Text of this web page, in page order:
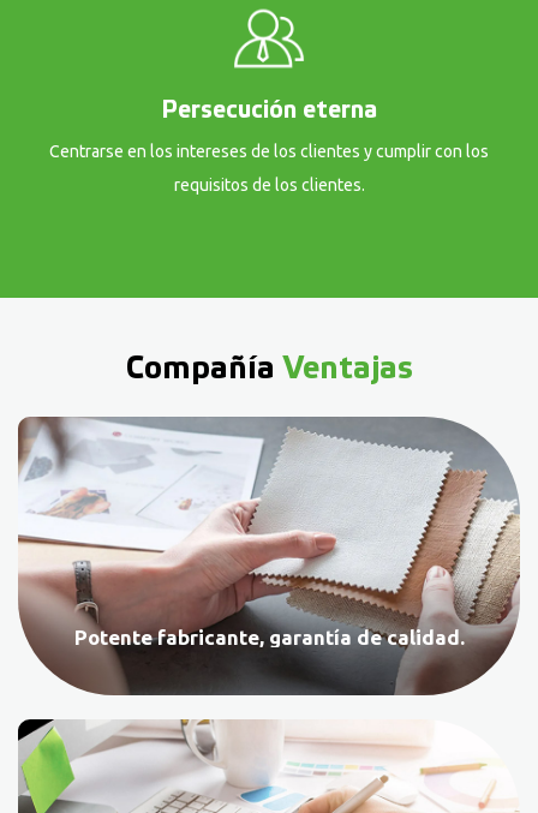
Persecución eterna
Centrarse en los intereses de los clientes y cumplir con los
requisitos de los clientes.
CompañíaVentajas
Potente fabricante, garantía de calidad.